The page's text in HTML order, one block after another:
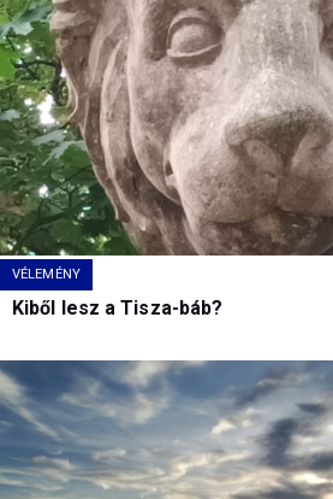
VÉLEMÉNY
Kiből lesz a Tisza-báb?